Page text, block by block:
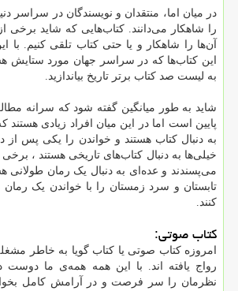
در میان اما، منتقدان و نویسندگان در سراسر
را شاهکار می‌دانند. کتاب‌هایی که شاید برخی از
آن‌ها را شاهکار و یا حتی کتاب تلقی کنیم. با
این کتاب‌ها که در سراسر جهان مورد ستایش
به لیست صد کتاب برتر تاریخ بیاندازید.
شاید به طور میانگین گفته شود که سرانه
پایین است اما در این میان افراد زیادی هستند
به دنبال کتاب هستند و خواندن را یکی پس از
خیلی‌ها به دنبال کتاب‌های تاریخی هستند ،
می‌پسندند و عده‌ای به دنبال یک رمان طولانی
تابستان و سرد زمستان را با خواندن یک رمان
کنند.
کتاب صوتی:
امروزه کتاب صوتی یا کتاب گویا به خاطر
رواج یافته اند. با این همه همه‌ی ما دوست
نظرمان را سر فرصت و در آرامش کامل